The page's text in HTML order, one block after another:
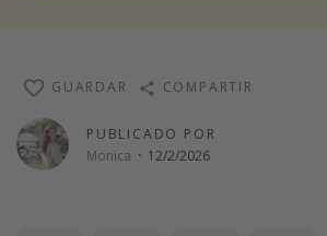
Escapadas románticas
Más temas
PUBLICADO POR
Monica · 12/2/2026
GUARDAR COMPARTIR